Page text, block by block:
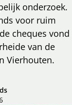
onderzoek.
voor ruim
cheques vond
van de
Vierhouten.